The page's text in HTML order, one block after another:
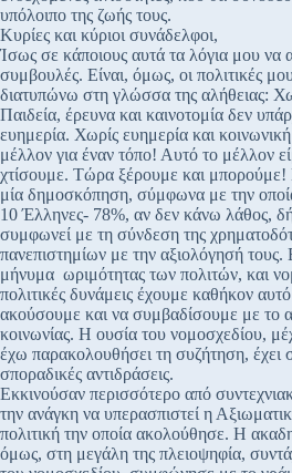
υπόλοιπο της ζωής τους.
Κυρίες και κύριοι συνάδελφοι,
Ίσως σε κάποιους αυτά τα λόγια μου να
συμβουλές. Είναι, όμως, οι πολιτικές
διατυπώνω στη γλώσσα της αλήθειας:
Παιδεία, έρευνα και καινοτομία δεν
ευημερία. Χωρίς ευημερία και
μέλλον για έναν τόπο! Αυτό το μέλλον
χτίσουμε. Τώρα ξέρουμε και μπορούμε!
μία δημοσκόπηση, σύμφωνα με την
10 Έλληνες- 78%, αν δεν κάνω λάθος,
συμφωνεί με τη σύνδεση της
πανεπιστημίων με την αξιολόγησή τους.
μήνυμα ωριμότητας των πολιτών, και
πολιτικές δυνάμεις έχουμε καθήκον
ακούσουμε και να συμβαδίσουμε με το
κοινωνίας. Η ουσία του νομοσχεδίου,
έχω παρακολουθήσει τη συζήτηση, έχει
σποραδικές αντιδράσεις.
Εκκινούσαν περισσότερο από
την ανάγκη να υπερασπιστεί η
πολιτική την οποία ακολούθησε. Η
όμως, στη μεγάλη της πλειοψηφία,